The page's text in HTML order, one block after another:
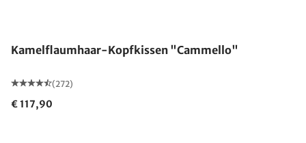
Kamelflaumhaar-Kopfkissen "Cammello"
(272)
€ 117,90